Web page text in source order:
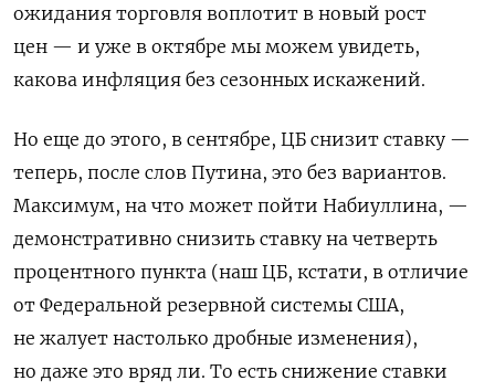
ожидания торговля воплотит в новый рост
цен — и уже в октябре мы можем увидеть,
какова инфляция без сезонных искажений.
Но еще до этого, в сентябре, ЦБ снизит ставку —
теперь, после слов Путина, это без вариантов.
Максимум, на что может пойти Набиуллина, —
демонстративно снизить ставку на четверть
процентного пункта (наш ЦБ, кстати, в отличие
от Федеральной резервной системы США,
не жалует настолько дробные изменения),
но даже это вряд ли. То есть снижение ставки